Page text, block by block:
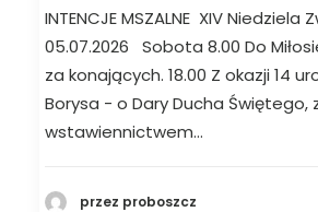
INTENCJE MSZALNE XIV Niedziela
05.07.2026 Sobota 8.00 Do
za konających. 18.00 Z okazji 14
Borysa - o Dary Ducha Świętego,
wstawiennictwem…
przez proboszcz